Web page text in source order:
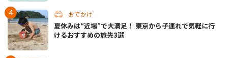
おでかけ
夏休みは“近場”で大満足！ 東京から子連れで気軽に行
けるおすすめの旅先3選